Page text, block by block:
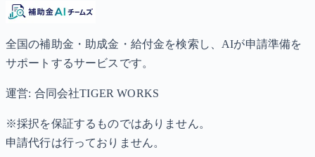
全国の補助金・助成金・給付金を検索し、AIが申請準備を
サポートするサービスです。
運営: 合同会社TIGER WORKS
※採択を保証するものではありません。
申請代行は行っておりません。